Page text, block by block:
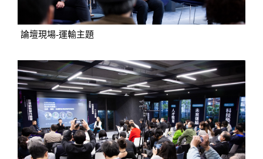
論壇現場-運輸主題